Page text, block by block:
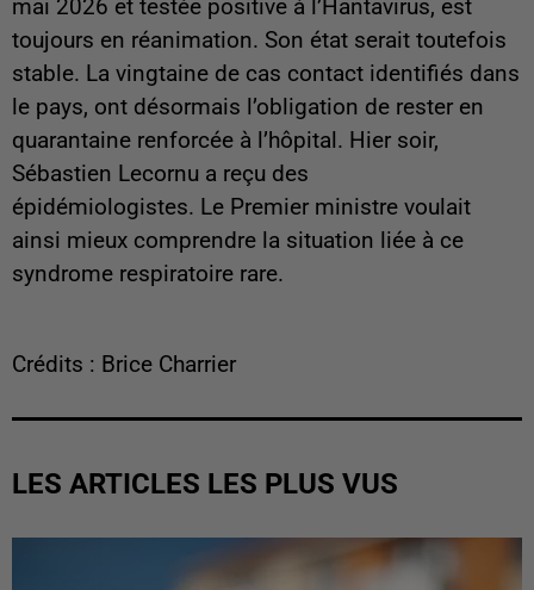
mai 2026 et testée positive à l’Hantavirus, est
toujours en réanimation. Son état serait toutefois
stable. La vingtaine de cas contact identifiés dans
le pays, ont désormais l’obligation de rester en
quarantaine renforcée à l’hôpital. Hier soir,
Sébastien Lecornu a reçu des
épidémiologistes. Le Premier ministre voulait
ainsi mieux comprendre la situation liée à ce
syndrome respiratoire rare.
Crédits : Brice Charrier
LES ARTICLES LES PLUS VUS